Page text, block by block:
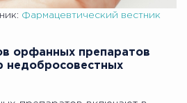
Фармацевтический вестник
орфанных препаратов
недобросовестных